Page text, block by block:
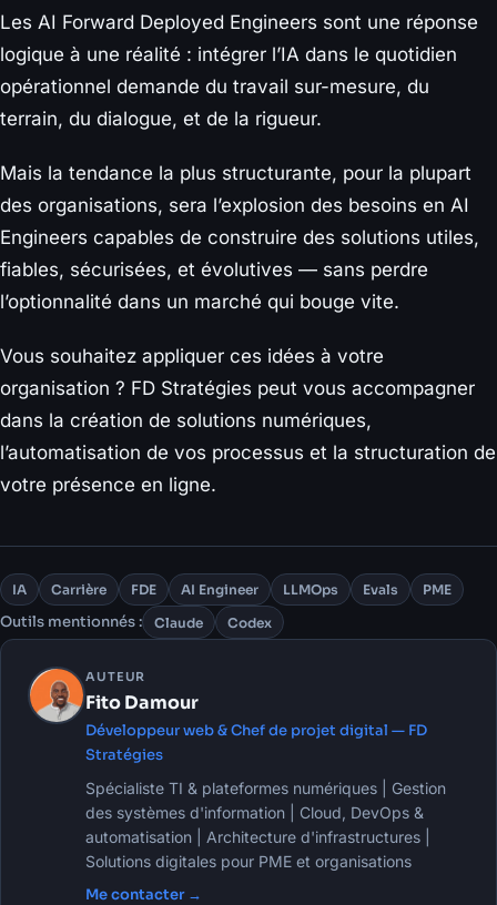
Les AI Forward Deployed Engineers sont une réponse
logique à une réalité : intégrer l’IA dans le quotidien
opérationnel demande du travail sur-mesure, du
terrain, du dialogue, et de la rigueur.
Mais la tendance la plus structurante, pour la plupart
des organisations, sera l’explosion des besoins en AI
Engineers capables de construire des solutions utiles,
fiables, sécurisées, et évolutives — sans perdre
l’optionnalité dans un marché qui bouge vite.
Vous souhaitez appliquer ces idées à votre
organisation ? FD Stratégies peut vous accompagner
dans la création de solutions numériques,
l’automatisation de vos processus et la structuration de
votre présence en ligne.
IA Carrière FDE AI Engineer LLMOps Evals PME
Outils mentionnés : Claude Codex
AUTEUR
Fito Damour
Développeur web & Chef de projet digital — FD
Stratégies
Spécialiste TI & plateformes numériques | Gestion
des systèmes d'information | Cloud, DevOps &
automatisation | Architecture d'infrastructures |
Solutions digitales pour PME et organisations
Me contacter →